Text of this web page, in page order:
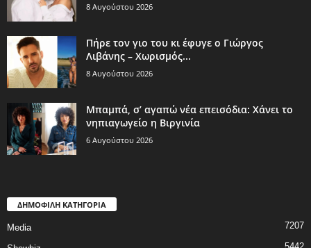
8 Αυγούστου 2026
Πήρε τον γιο του κι έφυγε ο Γιώργος
Λιβάνης – Χωρισμός...
8 Αυγούστου 2026
Μπαμπά, σ’ αγαπώ νέα επεισόδια: Χάνει το
νηπιαγωγείο η Βιργινία
6 Αυγούστου 2026
ΔΗΜΟΦΙΛΗ ΚΑΤΗΓΟΡΙΑ
Media 7207